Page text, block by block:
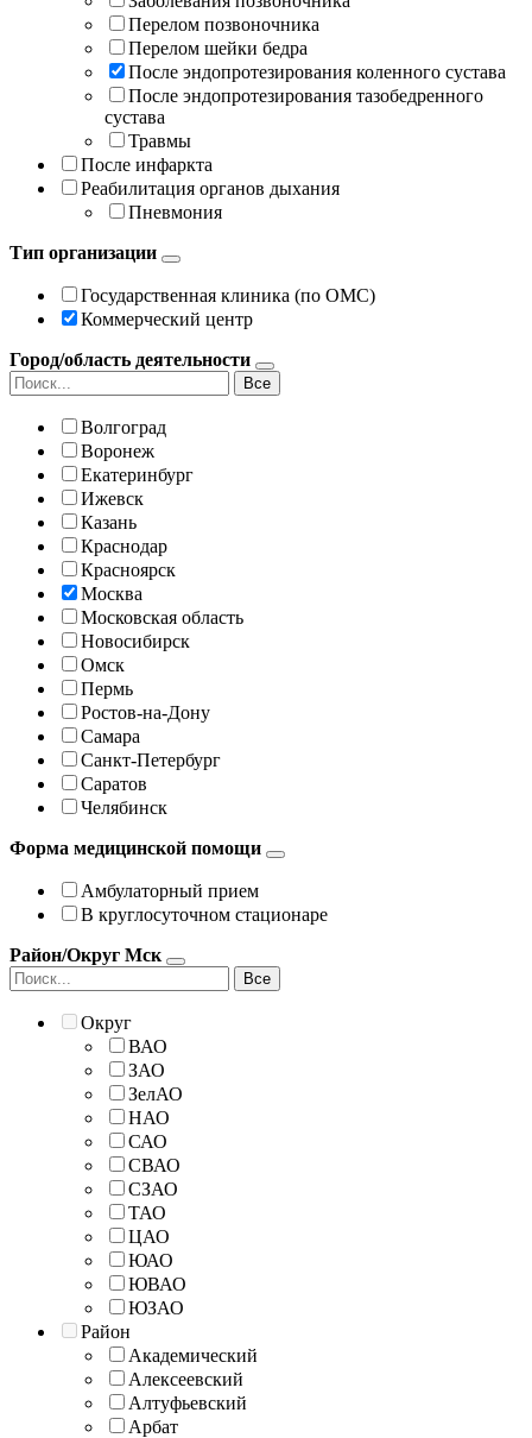
Перелом позвоночника
Перелом шейки бедра
После эндопротезирования коленного сустава
После эндопротезирования тазобедренного
сустава
Травмы
После инфаркта
Реабилитация органов дыхания
Пневмония
Тип организации
Государственная клиника (по ОМС)
Коммерческий центр
Город/область деятельности
Все
Волгоград
Воронеж
Екатеринбург
Ижевск
Казань
Краснодар
Красноярск
Москва
Московская область
Новосибирск
Омск
Пермь
Ростов-на-Дону
Самара
Санкт-Петербург
Саратов
Челябинск
Форма медицинской помощи
Амбулаторный прием
В круглосуточном стационаре
Район/Округ Мск
Все
Округ
ВАО
ЗАО
ЗелАО
НАО
САО
СВАО
СЗАО
ТАО
ЦАО
ЮАО
ЮВАО
ЮЗАО
Район
Академический
Алексеевский
Алтуфьевский
Арбат